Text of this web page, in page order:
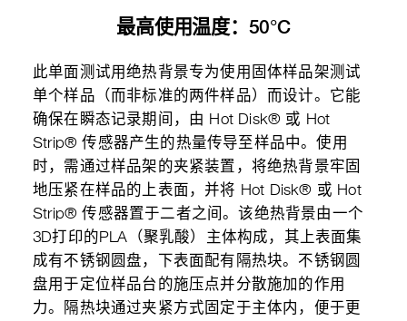
最高使用温度：50°C
此单面测试用绝热背景专为使用固体样品架测试
单个样品（而非标准的两件样品）而设计。它能
确保在瞬态记录期间，由 Hot Disk® 或 Hot
Strip® 传感器产生的热量传导至样品中。使用
时，需通过样品架的夹紧装置，将绝热背景牢固
地压紧在样品的上表面，并将 Hot Disk® 或 Hot
Strip® 传感器置于二者之间。该绝热背景由一个
3D打印的PLA（聚乳酸）主体构成，其上表面集
成有不锈钢圆盘，下表面配有隔热块。不锈钢圆
盘用于定位样品台的施压点并分散施加的作用
力。隔热块通过夹紧方式固定于主体内，便于更